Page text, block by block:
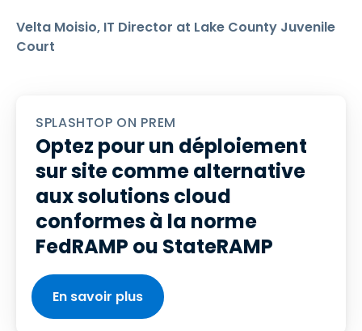
Velta Moisio, IT Director at Lake County Juvenile
Court
SPLASHTOP ON PREM
Optez pour un déploiement
sur site comme alternative
aux solutions cloud
conformes à la norme
FedRAMP ou StateRAMP
En savoir plus